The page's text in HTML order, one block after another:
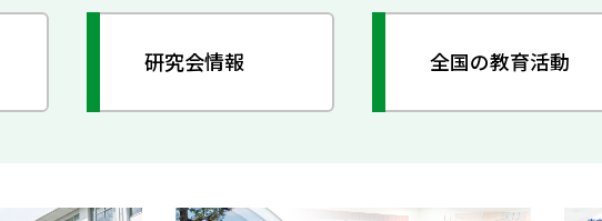
研究会情報 全国の教育活動